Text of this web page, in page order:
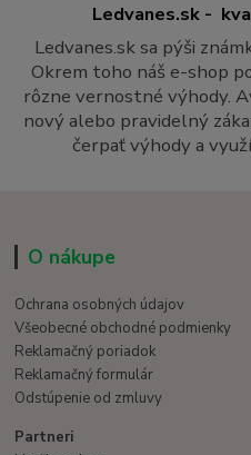
Ledvanes.sk -
Ledvanes.sk sa pýši
Okrem toho náš e-shop
rôzne vernostné výhody.
nový alebo pravidelný
čerpať výhody a
O nákupe
Ochrana osobných údajov
Všeobecné obchodné podmienky
Reklamačný poriadok
Reklamačný formulár
Odstúpenie od zmluvy
Partneri